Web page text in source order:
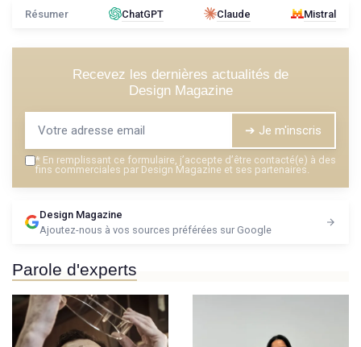
Résumer ChatGPT Claude Mistral
Recevez les dernières actualités de
Design Magazine
➔ Je m'inscris
* En remplissant ce formulaire, j’accepte d’être contacté(e) à des
fins commerciales par Design Magazine et ses partenaires.
Design Magazine
Ajoutez-nous à vos sources préférées sur Google
Parole d'experts